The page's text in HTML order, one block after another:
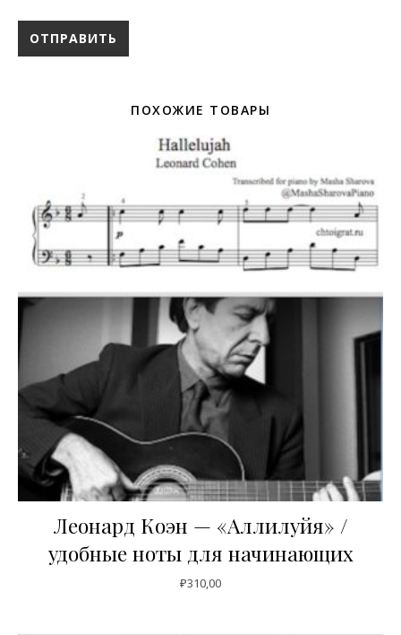
ПОХОЖИЕ ТОВАРЫ
Леонард Коэн — «Аллилуйя» /
удобные ноты для начинающих
₽310,00